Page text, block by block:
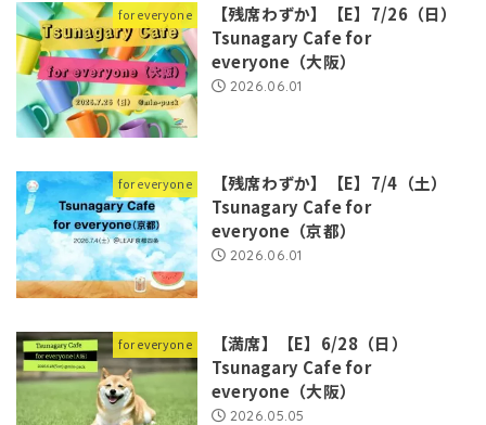
for everyone
【残席わずか】【E】7/26（日）
Tsunagary Cafe for
everyone（大阪）
2026.06.01
for everyone
【残席わずか】【E】7/4（土）
Tsunagary Cafe for
everyone（京都）
2026.06.01
for everyone
【満席】【E】6/28（日）
Tsunagary Cafe for
everyone（大阪）
2026.05.05